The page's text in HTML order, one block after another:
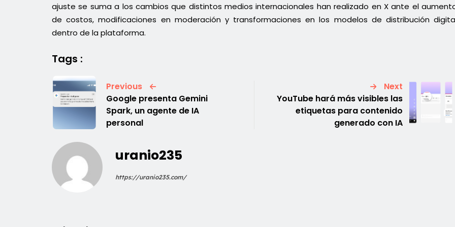
ajuste se suma a los cambios que distintos medios internacionales han realizado en X ante el
de costos, modificaciones en moderación y transformaciones en los modelos de distribución
dentro de la plataforma.
Tags :
Previous
Google presenta Gemini
Spark, un agente de IA
personal
Next
YouTube hará más visibles las
etiquetas para contenido
generado con IA
uranio235
https://uranio235.com/